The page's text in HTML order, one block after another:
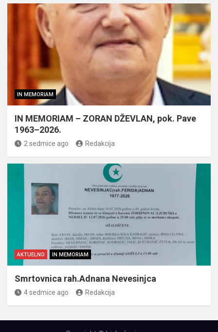
IN MEMORIAM
IN MEMORIAM – ZORAN DŽEVLAN, pok. Pave
1963–2026.
2 sedmice ago Redakcija
AKTUELNO IN MEMORIAM
Smrtovnica rah.Adnana Nevesinjca
4 sedmice ago Redakcija